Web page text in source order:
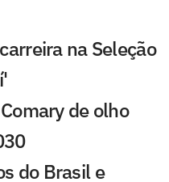
na Seleção
de olho
do Brasil e